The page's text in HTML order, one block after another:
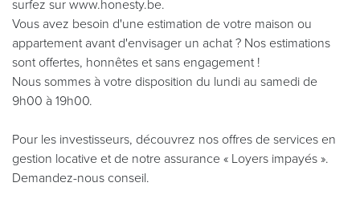
surfez sur www.honesty.be.
Vous avez besoin d'une estimation de votre maison ou
appartement avant d'envisager un achat ? Nos estimations
sont offertes, honnêtes et sans engagement !
Nous sommes à votre disposition du lundi au samedi de
9h00 à 19h00.
Pour les investisseurs, découvrez nos offres de services en
gestion locative et de notre assurance « Loyers impayés ».
Demandez-nous conseil.